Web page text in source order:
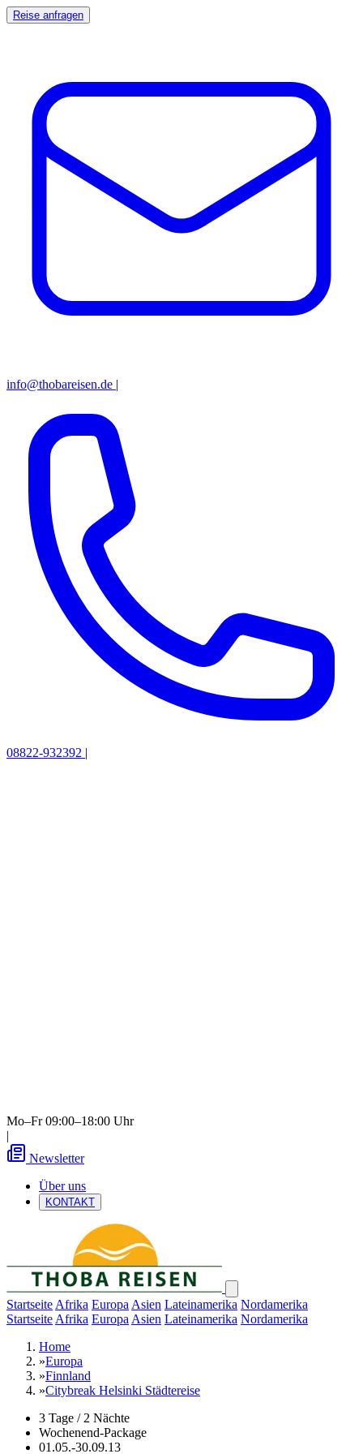
Reise anfragen
info@thobareisen.de |
08822-932392 |
Mo–Fr 09:00–18:00 Uhr
|
Newsletter
Über uns
KONTAKT
Startseite Afrika Europa Asien Lateinamerika Nordamerika
Startseite Afrika Europa Asien Lateinamerika Nordamerika
Home
»Europa
»Finnland
»Citybreak Helsinki Städtereise
3 Tage / 2 Nächte
Wochenend-Package
01.05.-30.09.13